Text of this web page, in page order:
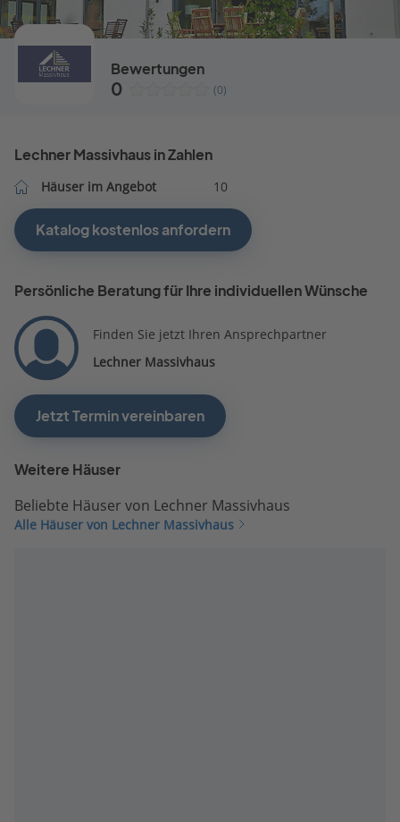
Bewertungen
0 (0)
Lechner Massivhaus in Zahlen
Häuser im Angebot 10
Katalog kostenlos anfordern
Persönliche Beratung für Ihre individuellen Wünsche
Finden Sie jetzt Ihren Ansprechpartner
Lechner Massivhaus
Jetzt Termin vereinbaren
Weitere Häuser
Beliebte Häuser von Lechner Massivhaus
Alle Häuser von Lechner Massivhaus